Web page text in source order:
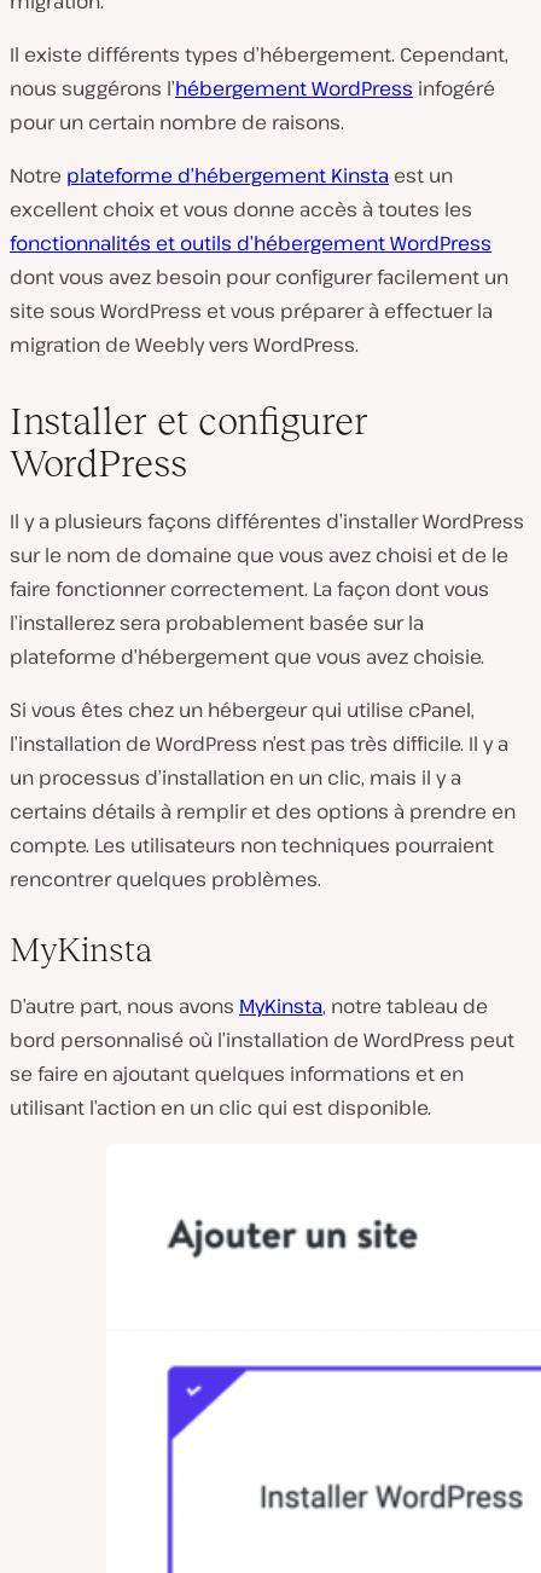
Il existe différents types d’hébergement. Cependant,
nous suggérons l’hébergement WordPress infogéré
pour un certain nombre de raisons.
Notre plateforme d’hébergement Kinsta est un
excellent choix et vous donne accès à toutes les
fonctionnalités et outils d’hébergement WordPress
dont vous avez besoin pour configurer facilement un
site sous WordPress et vous préparer à effectuer la
migration de Weebly vers WordPress.
Installer et configurer
WordPress
Il y a plusieurs façons différentes d’installer WordPress
sur le nom de domaine que vous avez choisi et de le
faire fonctionner correctement. La façon dont vous
l’installerez sera probablement basée sur la
plateforme d’hébergement que vous avez choisie.
Si vous êtes chez un hébergeur qui utilise cPanel,
l’installation de WordPress n’est pas très difficile. Il y a
un processus d’installation en un clic, mais il y a
certains détails à remplir et des options à prendre en
compte. Les utilisateurs non techniques pourraient
rencontrer quelques problèmes.
MyKinsta
D’autre part, nous avons MyKinsta, notre tableau de
bord personnalisé où l’installation de WordPress peut
se faire en ajoutant quelques informations et en
utilisant l’action en un clic qui est disponible.